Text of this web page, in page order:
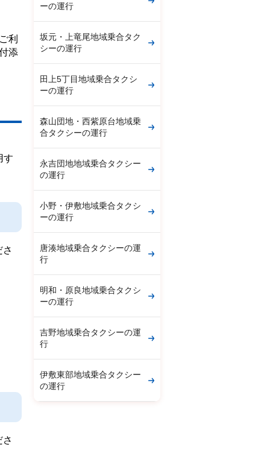
利
添
す
ーの運行
坂元・上竜尾地域乗合タク
シーの運行
田上5丁目地域乗合タクシ
ーの運行
森山団地・西紫原台地域乗
合タクシーの運行
永吉団地地域乗合タクシー
の運行
小野・伊敷地域乗合タクシ
ーの運行
唐湊地域乗合タクシーの運
行
明和・原良地域乗合タクシ
ーの運行
吉野地域乗合タクシーの運
行
伊敷東部地域乗合タクシー
の運行